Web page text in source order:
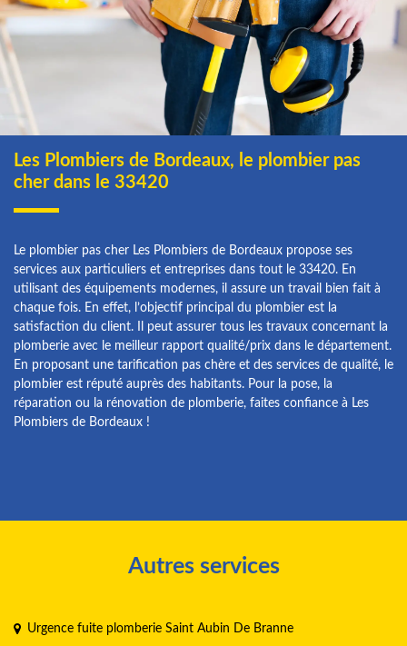
Les Plombiers de Bordeaux, le plombier pas
cher dans le 33420
Le plombier pas cher Les Plombiers de Bordeaux propose ses
services aux particuliers et entreprises dans tout le 33420. En
utilisant des équipements modernes, il assure un travail bien fait à
chaque fois. En effet, l’objectif principal du plombier est la
satisfaction du client. Il peut assurer tous les travaux concernant la
plomberie avec le meilleur rapport qualité/prix dans le département.
En proposant une tarification pas chère et des services de qualité, le
plombier est réputé auprès des habitants. Pour la pose, la
réparation ou la rénovation de plomberie, faites confiance à Les
Plombiers de Bordeaux !
Autres services
Urgence fuite plomberie Saint Aubin De Branne